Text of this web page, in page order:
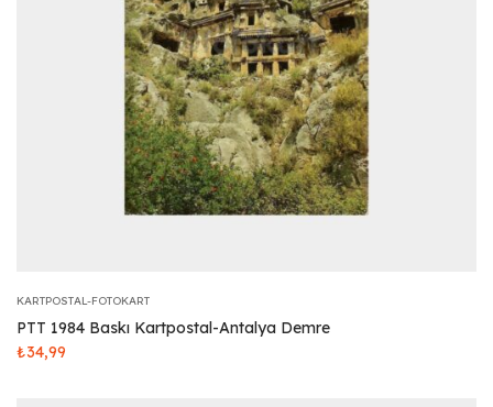
KARTPOSTAL-FOTOKART
PTT 1984 Baskı Kartpostal-Antalya Demre
₺34,99